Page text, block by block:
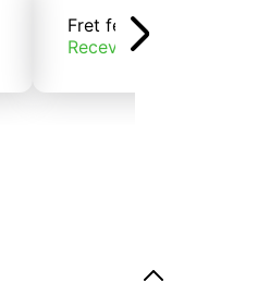
Fret ferroviaire
Recevoir des offres